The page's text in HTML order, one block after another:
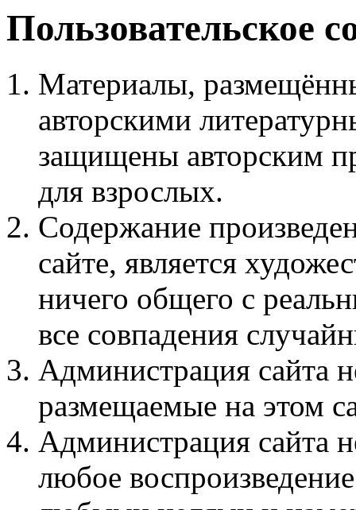
Пользовательское
Материалы,
авторскими
защищены авторским
для взрослых.
Содержание
сайте, является
ничего общего с
все совпадения
Администрация сайта
размещаемые на этом
Администрация сайта
любое